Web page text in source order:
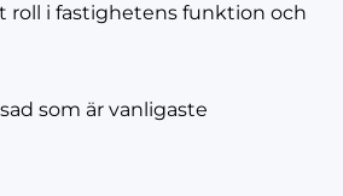
roll i fastighetens funktion och
som är vanligaste